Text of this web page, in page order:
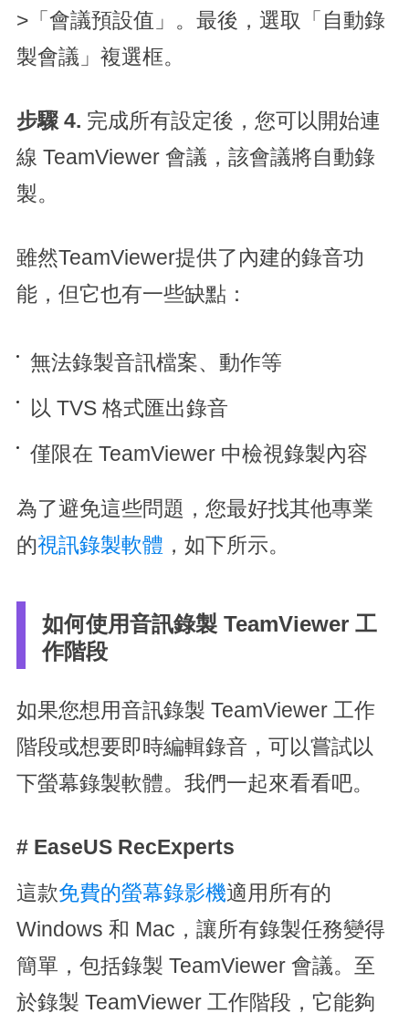
>「會議預設值」。最後，選​​取「自動錄
製會議」複選框。
步驟 4. 完成所有設定後，您可以開始連
線 TeamViewer 會議，該會議將自動錄
製。
雖然TeamViewer提供了內建的錄音功
能，但它也有一些缺點：
無法錄製音訊檔案、動作等
以 TVS 格式匯出錄音
僅限在 TeamViewer 中檢視錄製內容
為了避免這些問題，您最好找其他專業
的視訊錄製軟體 ，如下所示。
如何使用音訊錄製 TeamViewer 工
作階段
如果您想用音訊錄製 TeamViewer 工作
階段或想要即時編輯錄音，可以嘗試以
下螢幕錄製軟體。我們一起來看看吧。
# EaseUS RecExperts
這款免費的螢幕錄影機適用所有的
Windows 和 Mac，讓所有錄製任務變得
簡單，包括錄製 TeamViewer 會議。至
於錄製 TeamViewer 工作階段，它能夠